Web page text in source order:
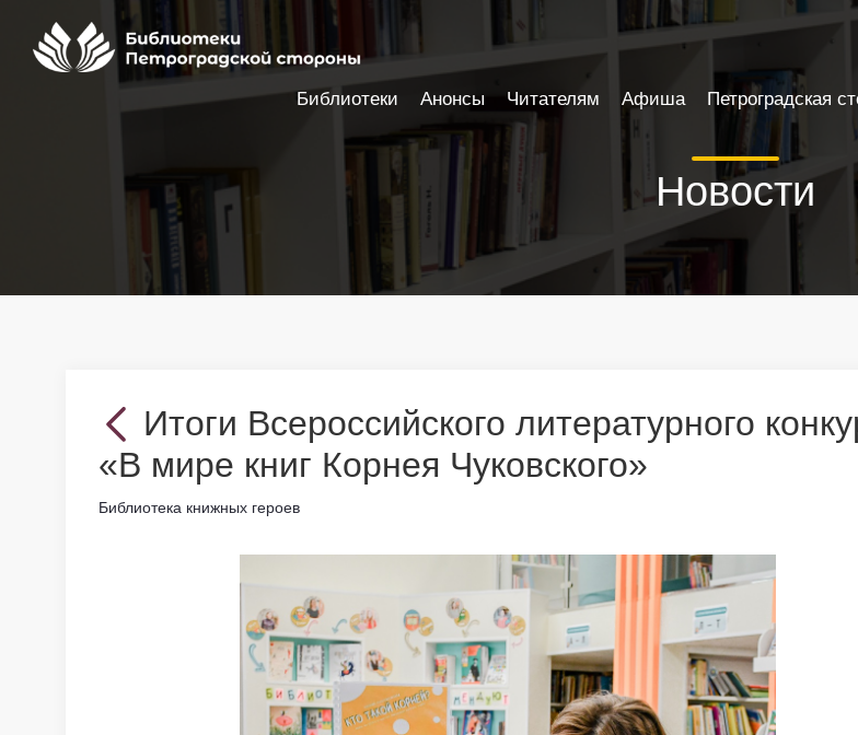
Новости
Итоги Всероссийского литературного
«В мире книг Корнея Чуковского»
Библиотека книжных героев
Библиотеки Анонсы Читателям Афиша Петроградская
Настройки доступности